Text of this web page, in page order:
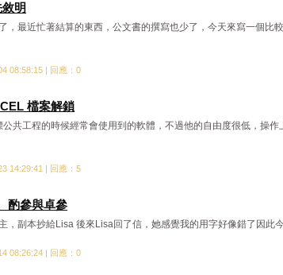
明
，最近忙著結算的東西，公文書的撰寫也少了，今天來寫一個比
08:58:15 | 回應：0
檔案解鎖
公共工程的時候經常會使用到的軟體，不過他的自由度很低，操
14:29:41 | 回應：5
酌參與卓參
，副本抄給Lisa 後來Lisa回了信，她感覺我的用字好像錯了因此
08:26:24 | 回應：0